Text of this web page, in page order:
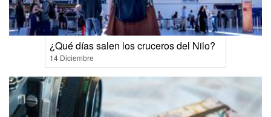
¿Qué días salen los cruceros del Nilo?
14 Diciembre